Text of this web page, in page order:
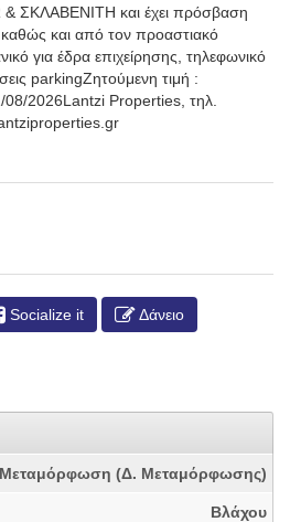
& ΣΚΛΑΒΕΝΙΤΗ και έχει πρόσβαση
και από τον προαστιακό
για έδρα επιχείρησης, τηλεφωνικό
parkingΖητούμενη τιμή :
2026Lantzi Properties, τηλ.
Socialize it
Δάνειο
Μεταμόρφωση (Δ. Μεταμόρφωσης)
Βλάχου